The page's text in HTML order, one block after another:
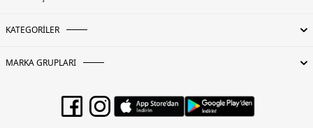
KATEGORİLER
MARKA GRUPLARI